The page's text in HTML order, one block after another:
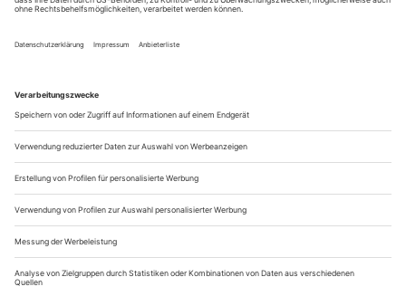
Natschinski: Messeschlager Gisela an der Komischen Oper Berlin
den Mittelpunkt stellt, sondern gewöhnliche Werktätige? Aber
ja, die gibt es, Gerd Natschinski hat sie komponiert. Sein
«Messeschlager Gisela» wurde 1960 am Metropol-Theater in
Berlin uraufgeführt, dem heutigen Admiralspalast, und war in
der DDR ein großer Hit – bis zum Mauerbau ein Jahr später.
Danach...
Nur ein Ding für sich
Dargomyschski: Russalka in Moskau